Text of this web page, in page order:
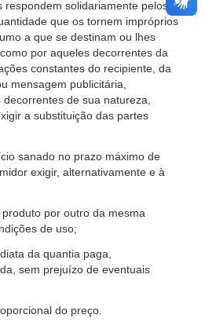
solidariamente pelos
que os tornem impróprios
a que se destinam ou lhes
por aqueles decorrentes da
constantes do recipiente, da
mensagem publicitária,
de sua natureza,
a substituição das partes
sanado no prazo máximo de
exigir, alternativamente e à
por outro da mesma
de uso;
da quantia paga,
sem prejuízo de eventuais
do preço.